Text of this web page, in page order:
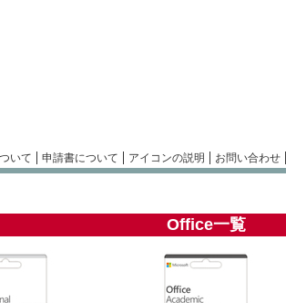
いて 申請書について アイコンの説明 お問い合わせ
Office一覧